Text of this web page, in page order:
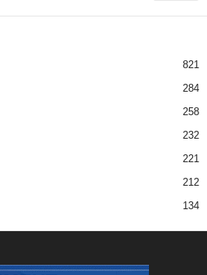
821
284
258
232
221
212
134